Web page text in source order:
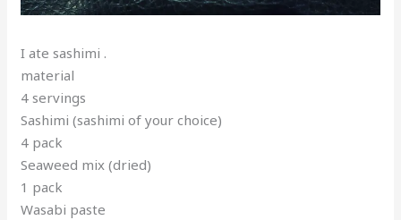
I ate sashimi .
material
4 servings
Sashimi (sashimi of your choice)
4 pack
Seaweed mix (dried)
1 pack
Wasabi paste